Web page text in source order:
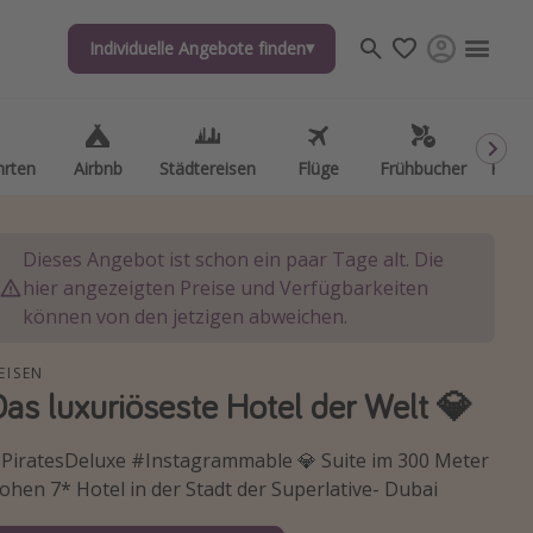
Individuelle Angebote finden
Airbnb Städtereisen Flüge Frühbucher
Individuelle Angebote finden
Airbnb Städtereisen Flüge Frühbucher
Dieses Angebot ist schon ein paar Tage alt. Die
hier angezeigten Preise und Verfügbarkeiten
können von den jetzigen abweichen.
luxuriöseste Hotel der Welt 💎
#Instagrammable 💎 Suite im 300 Meter
7* Hotel in der Stadt der Superlative- Dubai